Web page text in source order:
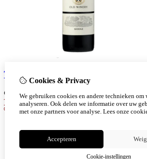
Tyrrell's Old Winery Shiraz
€
9,97
Toevoegen
Cookies & Privacy
We gebruiken cookies en andere technieken om
analyseren. Ook delen we informatie over uw
met onze partners voor analyse. Lees onze
Accepteren
Cookie-instellingen